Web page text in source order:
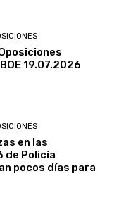
19.07.2026
en las
de Policía
pocos días para